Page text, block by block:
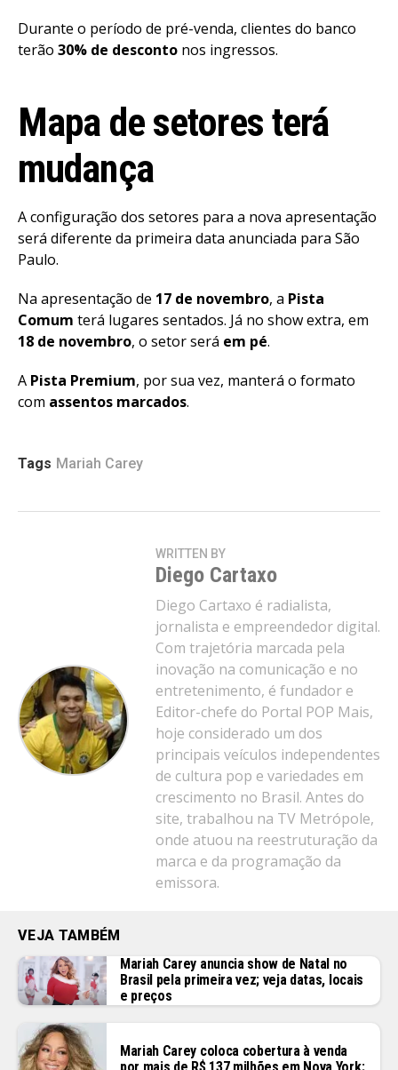
Durante o período de pré-venda, clientes do banco
terão 30% de desconto nos ingressos.
Mapa de setores terá
mudança
A configuração dos setores para a nova apresentação
será diferente da primeira data anunciada para São
Paulo.
Na apresentação de 17 de novembro, a Pista
Comum terá lugares sentados. Já no show extra, em
18 de novembro, o setor será em pé.
A Pista Premium, por sua vez, manterá o formato
com assentos marcados.
Tags Mariah Carey
WRITTEN BY
Diego Cartaxo
Diego Cartaxo é radialista,
jornalista e empreendedor digital.
Com trajetória marcada pela
inovação na comunicação e no
entretenimento, é fundador e
Editor-chefe do Portal POP Mais,
hoje considerado um dos
principais veículos independentes
de cultura pop e variedades em
crescimento no Brasil. Antes do
site, trabalhou na TV Metrópole,
onde atuou na reestruturação da
marca e da programação da
emissora.
VEJA TAMBÉM
Mariah Carey anuncia show de Natal no
Brasil pela primeira vez; veja datas, locais
e preços
Mariah Carey coloca cobertura à venda
por mais de R$ 137 milhões em Nova York;